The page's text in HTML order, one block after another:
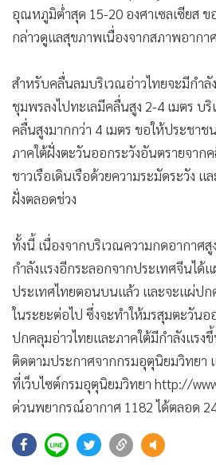
• จีน
• ชุมชน-คุณภาพชีวิต
• Motoring
• เกม
• วิทยาศาสตร์
• SMEs
• หุ้น
• กองทุนรวม
•
Celeb Online
• Factcheck
• ญี่ปุ่น
• News1
• Gotomanager
อุณหภูมิต่ำสุด 15-20 องศาเซลเซียส
กล่าวดูแลสุขภาพเนื่องจากสภาพอากา
สำหรับคลื่นลมบริเวณอ่าวไทยจะมีกำลั
ชุมพรลงไปทะเลมีคลื่นสูง 2-4 เมตร
คลื่นสูงมากกว่า 4 เมตร ขอให้ประชา
ภาคใต้ฝั่งตะวันออกระวังอันตรายจาก
ชาวเรือเดินเรือด้วยความระมัดระวัง แ
ฝั่งตลอดช่วง
ทั้งนี้ เนื่องจากบริเวณความกดอากาศสู
กำลังแรงอีกระลอกจากประเทศจีนได้
ประเทศไทยตอนบนแล้ว และจะแผ่ป
ในระยะต่อไป ซึ่งจะทำให้มรสุมตะวัน
ปกคลุมอ่าวไทยและภาคใต้มีกำลังแรง
ติดตามประกาศจากกรมอุตุนิยมวิทยา
ที่เว็บไซต์กรมอุตุนิยมวิทยา http://
ด่วนพยากรณ์อากาศ 1182 ได้ตลอด